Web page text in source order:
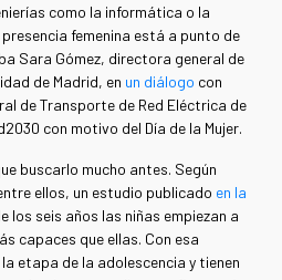
como la informática o la
femenina está a punto de
Sara Gómez, directora general de
de Madrid, en un diálogo con
de Transporte de Red Eléctrica de
con motivo del Día de la Mujer.
buscarlo mucho antes. Según
ellos, un estudio publicado en la
los seis años las niñas empiezan a
capaces que ellas. Con esa
etapa de la adolescencia y tienen